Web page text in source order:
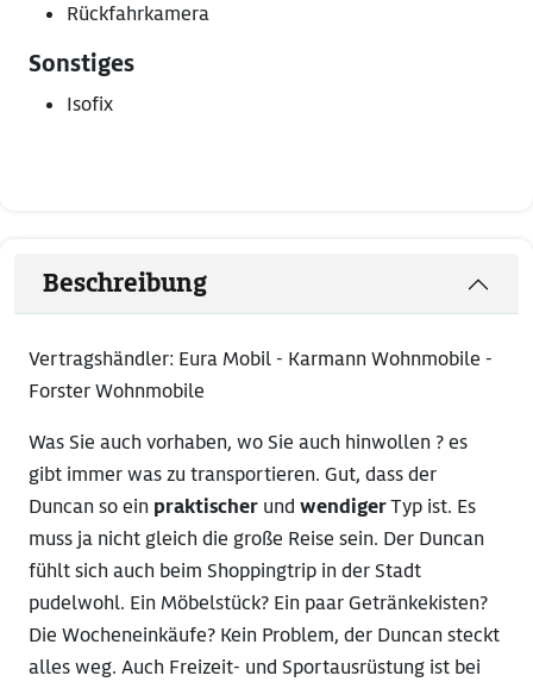
Rückfahrkamera
Sonstiges
Isofix
Beschreibung
Vertragshändler: Eura Mobil - Karmann Wohnmobile -
Forster Wohnmobile
Was Sie auch vorhaben, wo Sie auch hinwollen ? es
gibt immer was zu transportieren. Gut, dass der
Duncan so ein praktischer und wendigerTyp ist. Es
muss ja nicht gleich die große Reise sein. Der Duncan
fühlt sich auch beim Shoppingtrip in der Stadt
pudelwohl. Ein Möbelstück? Ein paar Getränkekisten?
Die Wocheneinkäufe? Kein Problem, der Duncan steckt
alles weg. Auch Freizeit- und Sportausrüstung ist bei